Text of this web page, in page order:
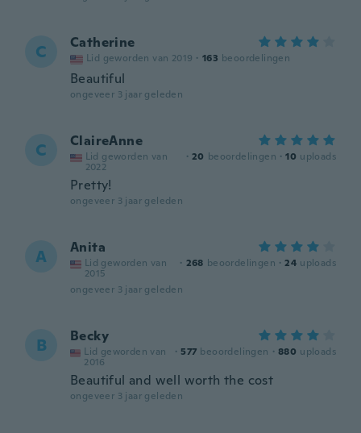
C Catherine
Lid geworden van 2019 · 163 beoordelingen
Beautiful
ongeveer 3 jaar geleden
C ClaireAnne
Lid geworden van
2022
· 20 beoordelingen · 10 uploads
Pretty!
ongeveer 3 jaar geleden
A Anita
Lid geworden van
2015
· 268 beoordelingen · 24 uploads
ongeveer 3 jaar geleden
B Becky
Lid geworden van
2016
· 577 beoordelingen · 880 uploads
Beautiful and well worth the cost
ongeveer 3 jaar geleden